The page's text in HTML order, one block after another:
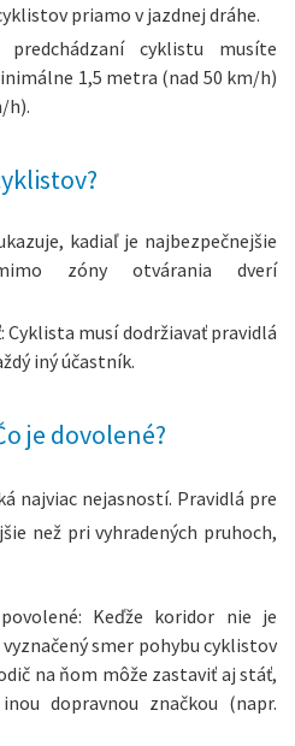
priamo v jazdnej dráhe.
cyklistu musíte
1,5 metra (nad 50 km/h)
h).
kadiaľ je najbezpečnejšie
zóny otvárania dverí
Cyklista musí dodržiavať pravidlá
iný účastník.
je dovolené?
najviac nejasností. Pravidlá pre
než pri vyhradených pruhoch,
Keďže koridor nie je
smer pohybu cyklistov
na ňom môže zastaviť aj stáť,
dopravnou značkou (napr.